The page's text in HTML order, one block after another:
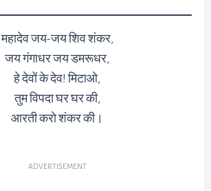
महादेव जय-जय शिव शंकर,
जय गंगाधर जय डमरूधर,
हे देवों के देव! मिटाओ,
तुम विपदा घर घर की,
आरती करो शंकर की।
ADVERTISEMENT